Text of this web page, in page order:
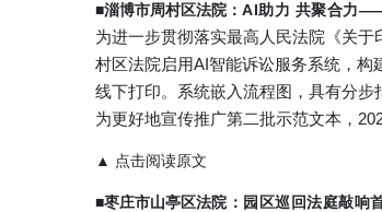
■淄博市周村区法院 ：AI助力 共聚合力
为进一步贯彻落实最高人民法院《关
村区法院启用AI智能诉讼服务系统，
线下打印。系统嵌入流程图，具有分步
为更好地宣传推广第二批示范文本，
▲ 点击阅读原文
■枣庄市山亭区法院：园区巡回法庭敲响